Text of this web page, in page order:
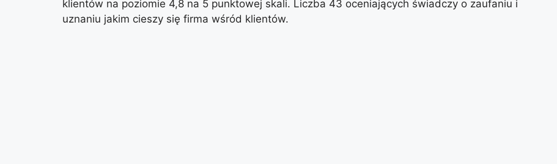
klientów na poziomie 4,8 na 5 punktowej skali. Liczba 43 oceniających świadczy o zaufaniu i
uznaniu jakim cieszy się firma wśród klientów.